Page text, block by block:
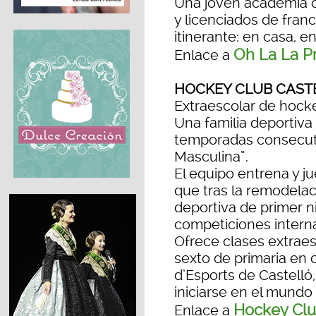
y licenciados de
itinerante: en casa,
Enlace a Oh La La
HOCKEY CLUB
Extraescolar de
Una familia
temporadas
Masculina”.
El equipo entrena y
que tras la
deportiva de primer
competiciones
Ofrece clases
sexto de primaria en
d’Esports de
iniciarse en el
Enlace a Hockey